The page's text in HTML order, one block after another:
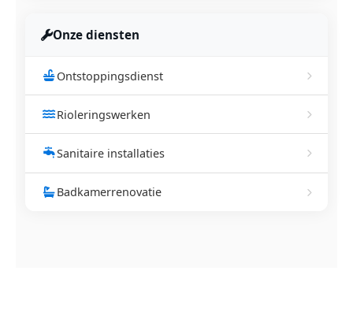
Onze diensten
Ontstoppingsdienst
Rioleringswerken
Sanitaire installaties
Badkamerrenovatie